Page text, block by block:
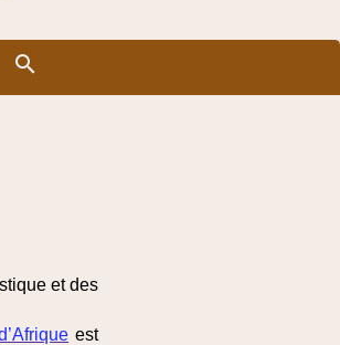
et des
est